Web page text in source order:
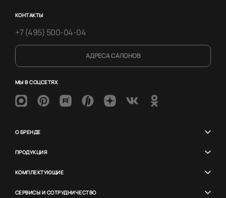
КОНТАКТЫ
+7 (495) 500-04-04
АДРЕСА САЛОНОВ
МЫ В СОЦСЕТЯХ
О БРЕНДЕ
ПРОДУКЦИЯ
КОМПЛЕКТУЮЩИЕ
СЕРВИСЫ И СОТРУДНИЧЕСТВО